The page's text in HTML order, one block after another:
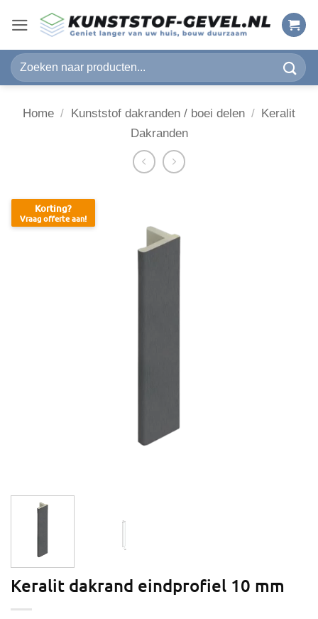
naar
inhoud
Zoeken
naar:
Home / Kunststof dakranden / boei delen / Keralit
Dakranden
Korting?
Vraag offerte aan!
Keralit dakrand eindprofiel 10 mm